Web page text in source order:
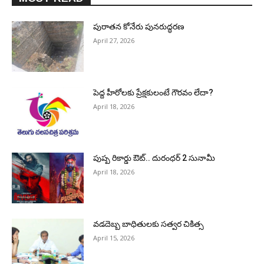
పురాత‌న కోనేరు పున‌రుద్ధ‌ర‌ణ
April 27, 2026
పెద్ద హీరోల‌కు ప్రేక్ష‌కులంటే గౌర‌వం లేదా?
April 18, 2026
పుష్ప రికార్డు ఔట్‌.. దురంధ‌ర్ 2 సునామీ
April 18, 2026
వడదెబ్బ బాధితులకు సత్వర చికిత్స
April 15, 2026